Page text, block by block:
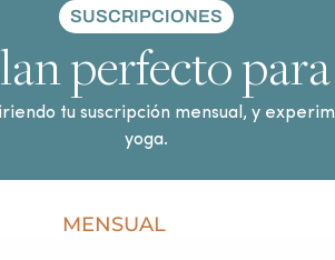
SUSCRIPCIONES
perfecto
tu suscripción mensual, y
yoga.
MENSUAL